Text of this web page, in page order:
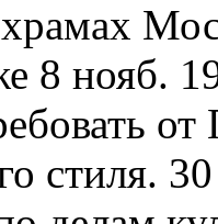
храмах
8 нояб.
от
стиля.